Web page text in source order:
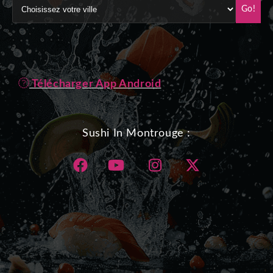
Go!
Télécharger App Android
Sushi In Montrouge :